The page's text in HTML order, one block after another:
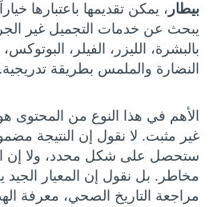
بيطار ، يمكن تقديمها باعتبارها
يبحث عن خدمات التجميل غير
بالبشرة، الليزر، الفيلر،
النضارة والملمس بطريقة تدريجية.
الأهم في هذا النوع من المحتوى
غير مثبت. لا نقول إن النتيجة
ستحصل على شكل محدد، ولا إن
مخاطر. بل نقول إن المعيار الجيد
مراجعة التاريخ الصحي، معرفة